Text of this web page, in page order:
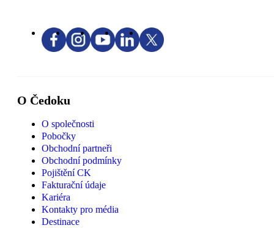
O Čedoku
O společnosti
Pobočky
Obchodní partneři
Obchodní podmínky
Pojištění CK
Fakturační údaje
Kariéra
Kontakty pro média
Destinace